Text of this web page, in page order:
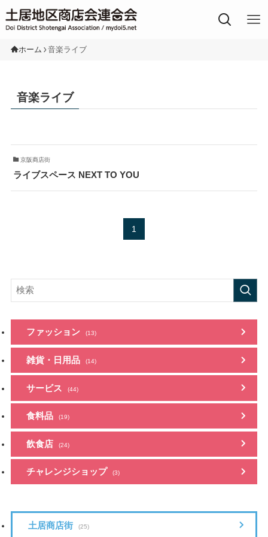
土居地区の商店街
ホーム 音楽ライブ
音楽ライブ
京阪商店街
ライブスペース NEXT TO YOU
1
ファッション (13)
雑貨・日用品 (14)
サービス (44)
食料品 (19)
飲食店 (24)
チャレンジショップ (3)
土居商店街 (25)